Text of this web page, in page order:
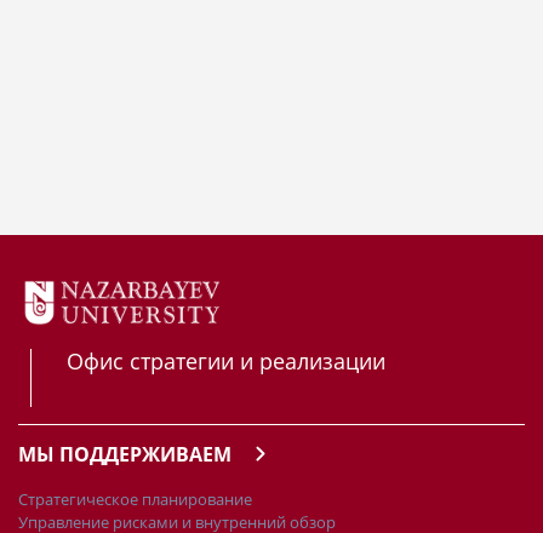
Офис стратегии и реализации
МЫ ПОДДЕРЖИВАЕМ
Стратегическое планирование
Управление рисками и внутренний обзор